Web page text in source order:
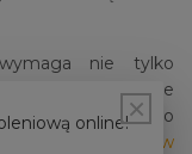
nie tylko
hospitalizacji, ale
zdarzenia. Często
dla pracodawców
×
online!